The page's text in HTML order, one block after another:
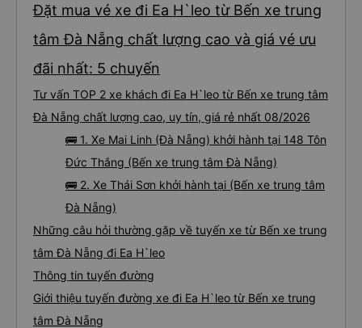
Đặt mua vé xe đi Ea H`leo từ Bến xe trung
tâm Đà Nẵng chất lượng cao và giá vé ưu
đãi nhất: 5 chuyến
Tư vấn TOP 2 xe khách đi Ea H`leo từ Bến xe trung tâm
Đà Nẵng chất lượng cao, uy tín, giá rẻ nhất 08/2026
🚌 1. Xe Mai Linh (Đà Nẵng) khởi hành tại 148 Tôn
Đức Thắng (Bến xe trung tâm Đà Nẵng)
🚌 2. Xe Thái Sơn khởi hành tại (Bến xe trung tâm
Đà Nẵng)
Những câu hỏi thường gặp về tuyến xe từ Bến xe trung
tâm Đà Nẵng đi Ea H`leo
Thông tin tuyến đường
Giới thiệu tuyến đường xe đi Ea H`leo từ Bến xe trung
tâm Đà Nẵng